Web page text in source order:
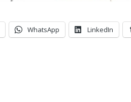
WhatsApp LinkedIn